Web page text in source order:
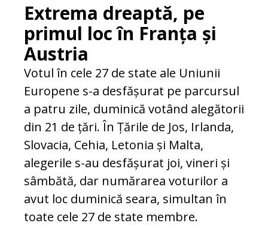
Extrema dreaptă, pe
primul loc în Franța și
Austria
Votul în cele 27 de state ale Uniunii
Europene s-a desfășurat pe parcursul
a patru zile, duminică votând alegătorii
din 21 de țări. În Țările de Jos, Irlanda,
Slovacia, Cehia, Letonia și Malta,
alegerile s-au desfășurat joi, vineri și
sâmbătă, dar numărarea voturilor a
avut loc duminică seara, simultan în
toate cele 27 de state membre.